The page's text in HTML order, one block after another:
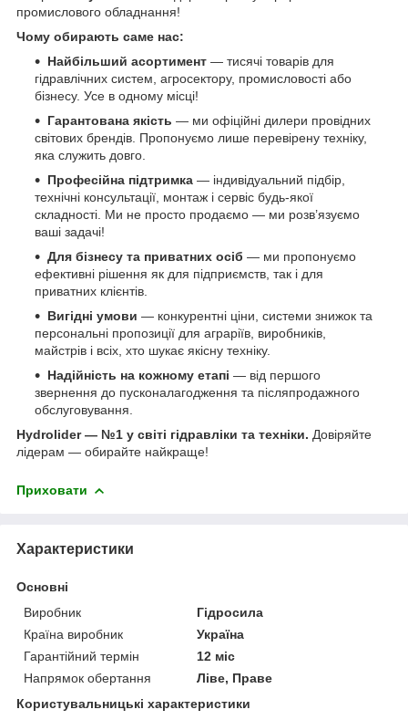
промислового обладнання!
Чому обирають саме нас:
Найбільший асортимент — тисячі товарів для
гідравлічних систем, агросектору, промисловості або
бізнесу. Усе в одному місці!
Гарантована якість — ми офіційні дилери провідних
світових брендів. Пропонуємо лише перевірену техніку,
яка служить довго.
Професійна підтримка — індивідуальний підбір,
технічні консультації, монтаж і сервіс будь-якої
складності. Ми не просто продаємо — ми розв’язуємо
ваші задачі!
Для бізнесу та приватних осіб — ми пропонуємо
ефективні рішення як для підприємств, так і для
приватних клієнтів.
Вигідні умови — конкурентні ціни, системи знижок та
персональні пропозиції для аграріїв, виробників,
майстрів і всіх, хто шукає якісну техніку.
Надійність на кожному етапі — від першого
звернення до пусконалагодження та післяпродажного
обслуговування.
Hydrolider — №1 у світі гідравліки та техніки. Довіряйте
лідерам — обирайте найкраще!
Приховати
Характеристики
Основні
Виробник
Гідросила
Країна виробник
Україна
Гарантійний термін
12 міс
Напрямок обертання
Ліве, Праве
Користувальницькі характеристики